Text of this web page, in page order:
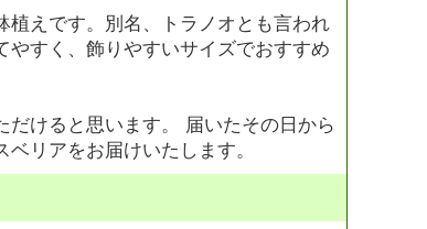
えです。別名、トラノオとも言われ
すく、飾りやすいサイズでおすすめ
だけると思います。 届いたその日から
リアをお届けいたします。